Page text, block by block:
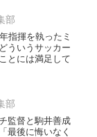
部
指揮を執ったミ
ういうサッカー
とには満足して
部
監督と駒井善成
最後に悔いなく